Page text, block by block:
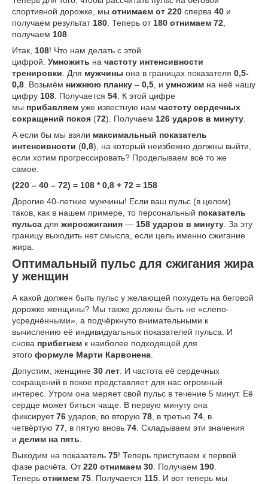
спортивной дорожке, мы отнимаем от 220 сперва 40 и
получаем результат180. Теперь от180 отнимаем 72,
получаем 108.
Итак, 108! Что нам делать с этой
цифрой. Умножить на частоту интенсивности
тренировки. Для мужчины она в границах показателя 0,5-
0,8. Возьмём нижнюю планку – 0,5, и умножим на неё нашу
цифру 108. Получается 54. К этой цифре
мы прибавляем уже известную нам частоту сердечных
сокращений покоя (72). Получаем 126 ударов в минуту.
А если бы мы взяли максимальный показатель
интенсивности (0,8), на который неизбежно должны выйти,
если хотим прогрессировать? Проделываем всё то же
самое:
(220 – 40 – 72) = 108 * 0,8 + 72 = 158
Дорогие 40-летние мужчины! Если ваш пульс (в целом)
таков, как в нашем примере, то персональный показатель
пульса для жиросжигания — 158 ударов в минуту. За эту
границу выходить нет смысла, если цель именно сжигание
жира.
Оптимальный пульс для сжигания жира
у женщин
А какой должен быть пульс у желающей похудеть на беговой
дорожке женщины? Мы также должны быть не «слепо-
усреднёнными», а подчёркнуто внимательными к
вычислению её индивидуальных показателей пульса. И
снова прибегнем к наиболее подходящей для
этого формуле Марти Карвонена
Допустим, женщине 30 лет . И частота её сердечных
сокращений в покое представляет для нас огромный
интерес. Утром она меряет свой пульс в течение 5 минут. Её
сердце может биться чаще. В первую минуту она
фиксирует76 ударов, во вторую 78 , в третью 74 , в
четвёртую 77 , в пятую вновь 74 . Складываем эти значения
и делим на пять
Выходим на показатель 75! Теперь приступаем к первой
фазе расчёта. От220 отнимаем 30 . Получаем 190
Теперь отнимем 75 . Получается 115 . И вот теперь мы